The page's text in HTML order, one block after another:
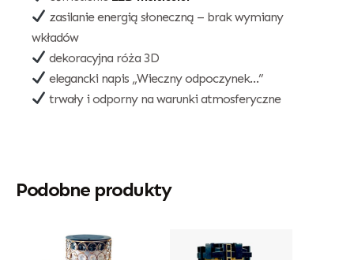
zasilanie energią słoneczną – brak wymiany
wkładów
dekoracyjna róża 3D
elegancki napis „Wieczny odpoczynek…”
trwały i odporny na warunki atmosferyczne
Podobne produkty